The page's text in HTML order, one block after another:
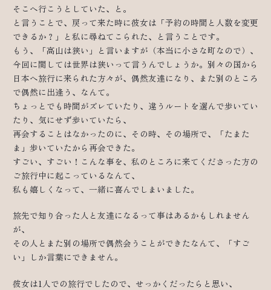
そこへ行こうとしていた、と。
と言うことで、戻って来た時に彼女は「予約の時間と人数を変更
できるか？」と私に尋ねてこられた、と言うことです。
もう、「高山は狭い」と言いますが（本当に小さな町なので）、
今回に関しては世界は狭いって言うんでしょうか。別々の国から
日本へ旅行に来られた方々が、偶然友達になり、また別のところ
で偶然に出逢う、なんて。
ちょっとでも時間がズレていたり、違うルートを選んで歩いてい
たり、気にせず歩いていたら、
再会することはなかったのに、その時、その場所で、「たまた
ま」歩いていたから再会できた。
すごい、すごい！こんな事を、私のところに来てくださった方の
ご旅行中に起こっているなんて、
私も嬉しくなって、一緒に喜んでしまいました。
旅先で知り合った人と友達になるって事はあるかもしれません
が、
その人とまた別の場所で偶然会うことができたなんて、「すご
い」しか言葉にできません。
彼女は1人での旅行でしたので、せっかくだったらと思い、